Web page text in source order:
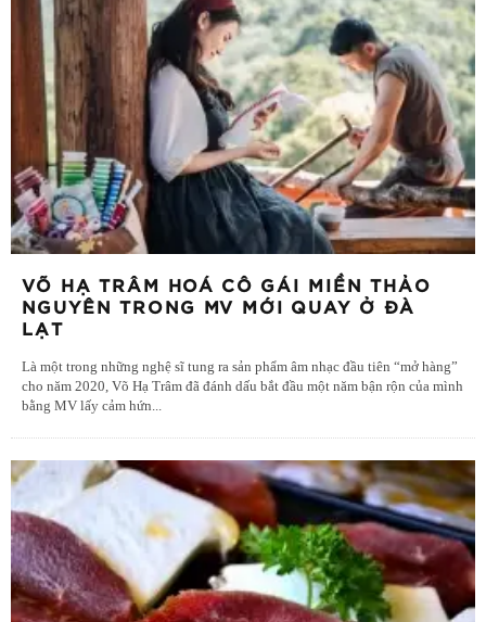
VÕ HẠ TRÂM HOÁ CÔ GÁI MIỀN THẢO
NGUYÊN TRONG MV MỚI QUAY Ở ĐÀ
LẠT
Là một trong những nghệ sĩ tung ra sản phẩm âm nhạc đầu tiên “mở hàng”
cho năm 2020, Võ Hạ Trâm đã đánh dấu bắt đầu một năm bận rộn của mình
bằng MV lấy cảm hứn